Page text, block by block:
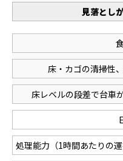
見落とし
床・カゴの清掃性
床レベルの段差で台車
処理能力（1時間あたりの